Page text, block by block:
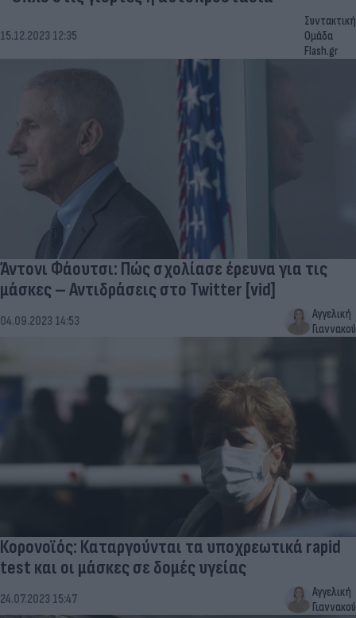
15.12.2023 12:35
Συντακτική
Ομάδα
Flash.gr
Άντονι Φάουτσι: Πώς σχολίασε έρευνα για τις
μάσκες – Αντιδράσεις στο Twitter [vid]
04.09.2023 14:53
Αγγελική
Γιαννακού
Κορονοϊός: Καταργούνται τα υποχρεωτικά rapid
test και οι μάσκες σε δομές υγείας
24.07.2023 15:47
Αγγελική
Γιαννακού